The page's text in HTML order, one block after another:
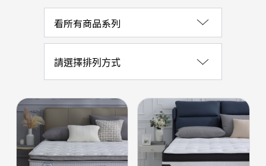
看所有商品系列床墊系列
櫃子系列
飾品系列
玩伴系列